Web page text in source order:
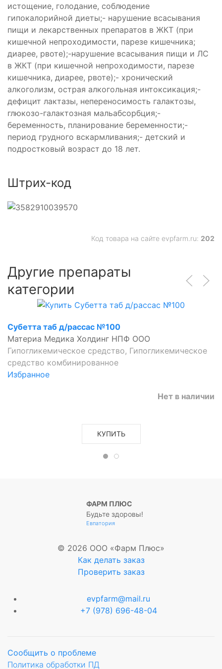
истощение, голодание, соблюдение
гипокалорийной диеты;- нарушение всасывания
пищи и лекарственных препаратов в ЖКТ (при
кишечной непроходимости, парезе кишечника;
диарее, рвоте);-нарушение всасывания пищи и ЛС
в ЖКТ (при кишечной непроходимости, парезе
кишечника, диарее, рвоте);- хронический
алкоголизм, острая алкогольная интоксикация;-
дефицит лактазы, непереносимость галактозы,
глюкозо-галактозная мальабсорбция;-
беременность, планирование беременности;-
период грудного вскармливания;- детский и
подростковый возраст до 18 лет.
Штрих-код
Код товара на сайте evpfarm.ru: 202
Другие препараты
категории
Субетта таб д/рассас №100
Материа Медика Холдинг НПФ ООО
Гипогликемическое средство, Гипогликемическое
средство комбинированное
Избранное
Нет в наличии
КУПИТЬ
ФАРМ ПЛЮС
Будьте здоровы!
Евпатория
© 2026 ООО «Фарм Плюс»
Как делать заказ
Проверить заказ
evpfarm@mail.ru
+7 (978) 696-48-04
Сообщить о проблеме
Политика обработки ПД